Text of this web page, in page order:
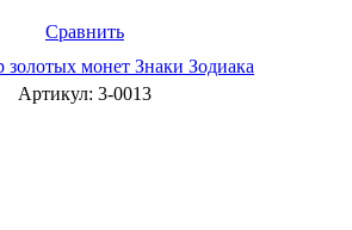
Сравнить
Артикул: 3-0013